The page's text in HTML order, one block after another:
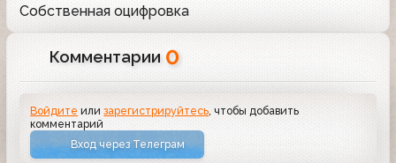
Собственная оцифровка
Комментарии 0
Войдите илизарегистрируйтесь, чтобы добавить
комментарий
Вход через Телеграм